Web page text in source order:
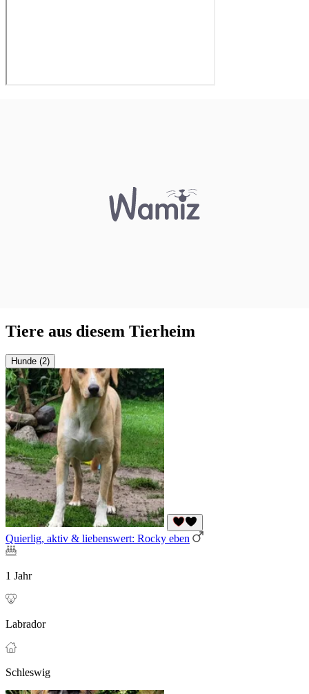
Tiere aus diesem Tierheim
Hunde (2)
Quierlig, aktiv & liebenswert: Rocky eben
1 Jahr
Labrador
Schleswig